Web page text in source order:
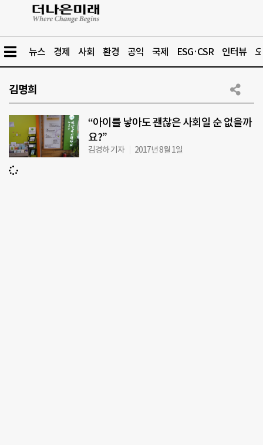
뉴스 경제 사회 환경 공익 국제 ESG·CSR 인터뷰
김명희
“아이를 낳아도 괜찮은 사회일 순 없을까
요?”
김경하 기자 2017년 8월 1일